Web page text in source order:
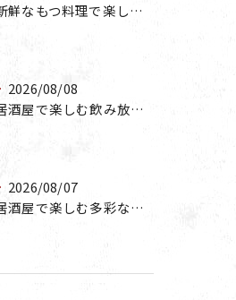
新鮮なもつ料理で楽しむコスパ抜群の居酒屋宴会の魅力
2026/08/08
居酒屋で楽しむ飲み放題・食べ放題の宴会プランの魅力と活用法
2026/08/07
居酒屋で楽しむ多彩な宴会メニューとコスパ抜群の魅力を徹底解説